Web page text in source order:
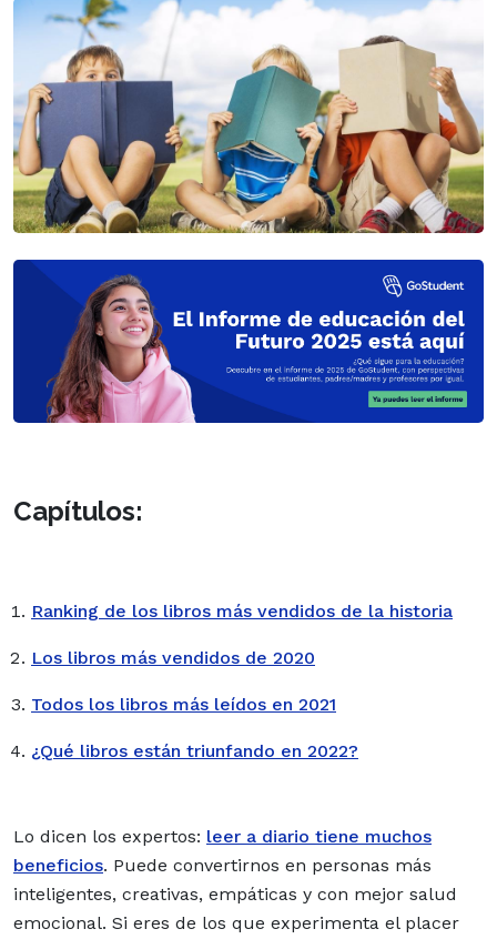
Capítulos:
Ranking de los libros más vendidos de la historia
Los libros más vendidos de 2020
Todos los libros más leídos en 2021
¿Qué libros están triunfando en 2022?
Lo dicen los expertos: leer a diario tiene muchos
beneficios. Puede convertirnos en personas más
inteligentes, creativas, empáticas y con mejor salud
emocional. Si eres de los que experimenta el placer